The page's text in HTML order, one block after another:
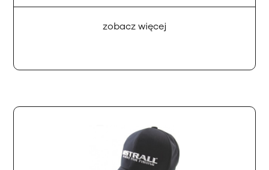
zobacz więcej